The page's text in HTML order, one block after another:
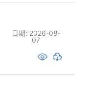
日期: 2026-08-
07